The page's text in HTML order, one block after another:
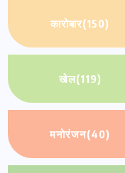
कारोबार(150)
खेल(119)
मनोरंजन(40)